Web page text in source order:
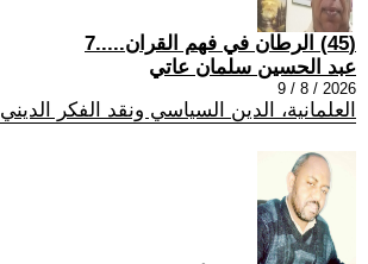
(45) الرطان في فهم القران.....7
عبد الحسين سلمان عاتي
2026 / 8 / 9
العلمانية، الدين السياسي ونقد الفكر الديني